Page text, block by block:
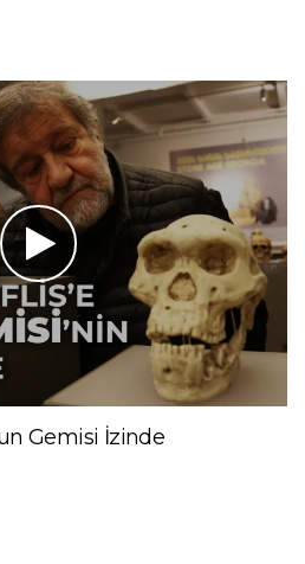
Gemisi İzinde